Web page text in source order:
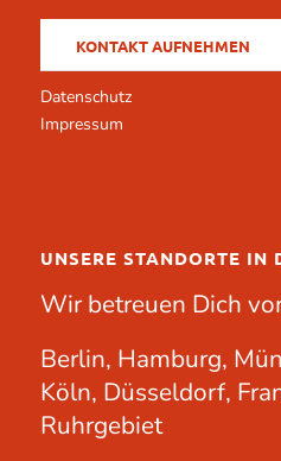
KONTAKT AUFNEHMEN
Datenschutz
Impressum
UNSERE STANDORTE IN
Wir betreuen Dich
Berlin, Hamburg,
Köln, Düsseldorf,
Ruhrgebiet